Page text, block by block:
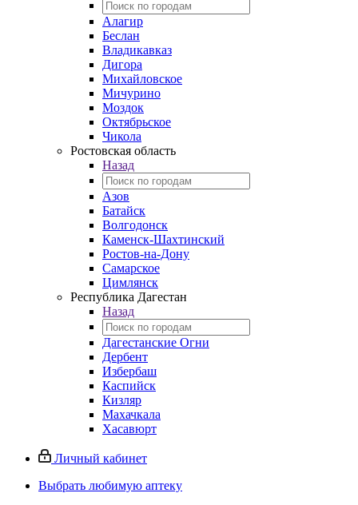
Алагир
Беслан
Владикавказ
Дигора
Михайловское
Мичурино
Моздок
Октябрьское
Чикола
Ростовская область
Назад
Азов
Батайск
Волгодонск
Каменск-Шахтинский
Ростов-на-Дону
Самарское
Цимлянск
Республика Дагестан
Назад
Дагестанские Огни
Дербент
Избербаш
Каспийск
Кизляр
Махачкала
Хасавюрт
Личный кабинет
Выбрать любимую аптеку